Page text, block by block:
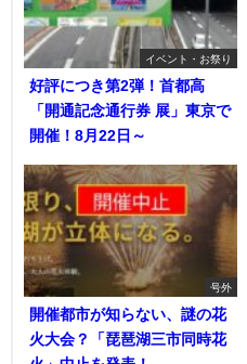
イベント・お祭り
好評につき第2弾！首都高
「開通記念通行券 展」東京で
開催！8月22日～
号外
開催都市が知らない、謎の花
火大会？「琵琶湖三市同時花